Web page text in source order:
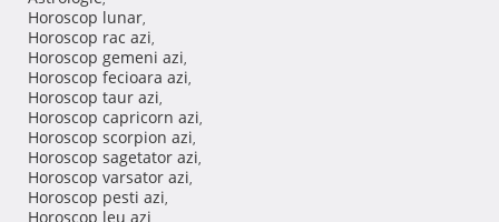
Horoscop lunar,
Horoscop rac azi,
Horoscop gemeni azi,
Horoscop fecioara azi,
Horoscop taur azi,
Horoscop capricorn azi,
Horoscop scorpion azi,
Horoscop sagetator azi,
Horoscop varsator azi,
Horoscop pesti azi,
Horoscop leu azi